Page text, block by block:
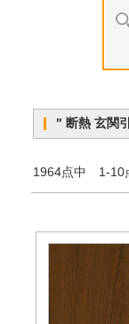
" 断熱 玄関
1964点中 1-10